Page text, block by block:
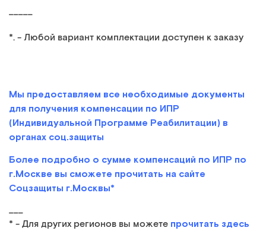
_____
*. - Любой вариант комплектации доступен к заказу
Мы предоставляем все необходимые документы
для получения компенсации по ИПР
(Индивидуальной Программе Реабилитации) в
органах соц.защиты
Более подробно о сумме компенсаций по ИПР по
г.Москве вы сможете прочитать на сайте
Соцзащиты г.Москвы*
___
* - Для других регионов вы можете прочитать здесь